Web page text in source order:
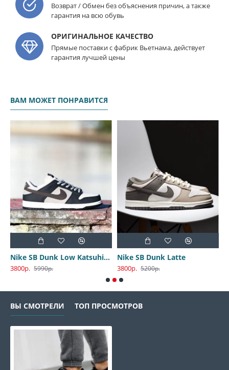
Возврат / Обмен без объяснения причин, а также
гарантия на всю обувь
ОРИГИНАЛЬНОЕ КАЧЕСТВО
Прямые поставки с фабрик Вьетнама, действует
гарантия лучшей цены
ВАМ МОЖЕТ ПОНРАВИТСЯ
Nike SB Dunk Low Katsuhiro Otomo
3800р. 5990р.
Nike SB Dunk Latte
3800р. 5200р.
ВЫ СМОТРЕЛИ ТОП ПРОСМОТРОВ